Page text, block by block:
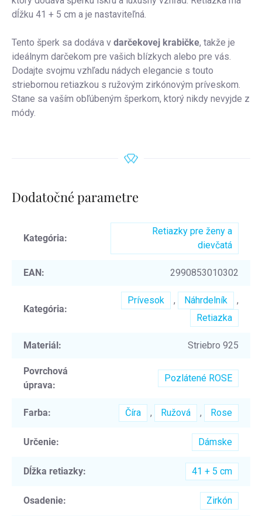
dĺžku 41 + 5 cm a je nastaviteľná.
Tento šperk sa dodáva v darčekovej krabičke, takže je
ideálnym darčekom pre vašich blízkych alebo pre vás.
Dodajte svojmu vzhľadu nádych elegancie s touto
striebornou retiazkou s ružovým zirkónovým príveskom.
Stane sa vaším obľúbeným šperkom, ktorý nikdy nevyjde z
módy.
Dodatočné parametre
Kategória:
Retiazky pre ženy a
dievčatá
EAN: 2990853010302
Kategória:
Prívesok , Náhrdelník
,
Retiazka
Materiál: Striebro 925
Povrchová
úprava:
Pozlátené ROSE
Farba: Číra , Ružová , Rose
Určenie: Dámske
Dĺžka retiazky: 41 + 5 cm
Osadenie: Zirkón